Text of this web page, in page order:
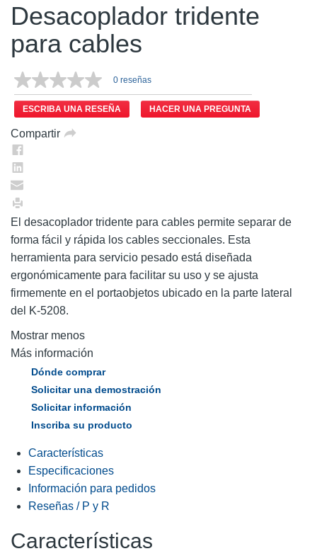
Desacoplador tridente
para cables
0 reseñas
ESCRIBA UNA RESEÑA HACER UNA PREGUNTA
Compartir
El desacoplador tridente para cables permite separar de
forma fácil y rápida los cables seccionales. Esta
herramienta para servicio pesado está diseñada
ergonómicamente para facilitar su uso y se ajusta
firmemente en el portaobjetos ubicado en la parte lateral
del K-5208.
Mostrar menos
Más información
Dónde comprar
Solicitar una demostración
Solicitar información
Inscriba su producto
Características
Especificaciones
Información para pedidos
Reseñas / P y R
Características